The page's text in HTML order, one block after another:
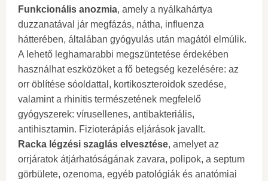
Funkcionális anozmia, amely a nyálkahártya
duzzanatával jár megfázás, nátha, influenza
hátterében, általában gyógyulás után magától elmúlik.
A lehető leghamarabbi megszüntetése érdekében
használhat eszközöket a fő betegség kezelésére: az
orr öblítése sóoldattal, kortikoszteroidok szedése,
valamint a rhinitis természetének megfelelő
gyógyszerek: vírusellenes, antibakteriális,
antihisztamin. Fizioterápiás eljárások javallt.
Racka légzési szaglás elvesztése, amelyet az
orrjáratok átjárhatóságának zavara, polipok, a septum
görbülete, ozenoma, egyéb patológiák és anatómiai